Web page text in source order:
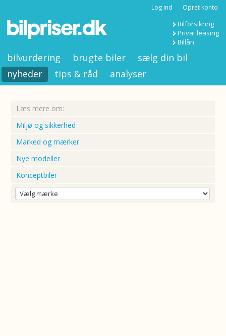
Log ind Opret konto
Bilforsikring
Privat leasing
Billån
bilvurdering brugte biler
sælg din bil
nyheder
tips & råd analyser
Læs mere om:
Miljø og sikkerhed
Marked og mærker
Nye modeller
Konceptbiler